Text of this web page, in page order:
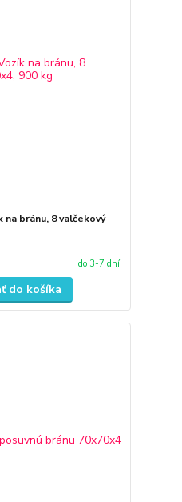
bránu, 8 valčekový
do 3-7 dní
do košíka